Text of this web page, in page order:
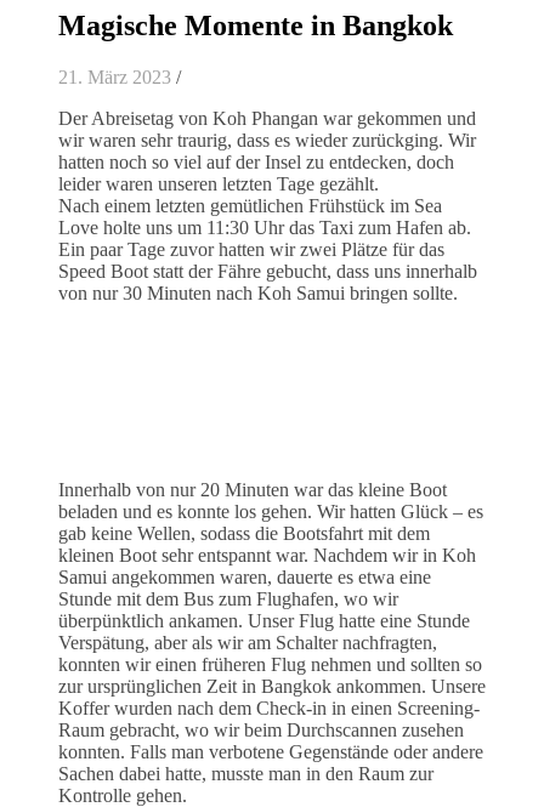
Magische Momente in Bangkok
21. März 2023 /
Der Abreisetag von Koh Phangan war gekommen und
wir waren sehr traurig, dass es wieder zurückging. Wir
hatten noch so viel auf der Insel zu entdecken, doch
leider waren unseren letzten Tage gezählt.
Nach einem letzten gemütlichen Frühstück im Sea
Love holte uns um 11:30 Uhr das Taxi zum Hafen ab.
Ein paar Tage zuvor hatten wir zwei Plätze für das
Speed Boot statt der Fähre gebucht, dass uns innerhalb
von nur 30 Minuten nach Koh Samui bringen sollte.
Innerhalb von nur 20 Minuten war das kleine Boot
beladen und es konnte los gehen. Wir hatten Glück – es
gab keine Wellen, sodass die Bootsfahrt mit dem
kleinen Boot sehr entspannt war. Nachdem wir in Koh
Samui angekommen waren, dauerte es etwa eine
Stunde mit dem Bus zum Flughafen, wo wir
überpünktlich ankamen. Unser Flug hatte eine Stunde
Verspätung, aber als wir am Schalter nachfragten,
konnten wir einen früheren Flug nehmen und sollten so
zur ursprünglichen Zeit in Bangkok ankommen. Unsere
Koffer wurden nach dem Check-in in einen Screening-
Raum gebracht, wo wir beim Durchscannen zusehen
konnten. Falls man verbotene Gegenstände oder andere
Sachen dabei hatte, musste man in den Raum zur
Kontrolle gehen.